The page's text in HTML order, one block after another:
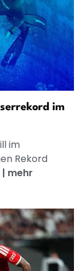
im
im
Rekord
| mehr